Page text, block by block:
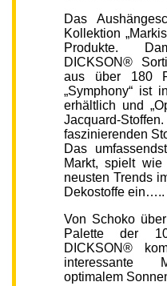
Das
Kollektion
Produkte.
DICKSON®
aus über 180
„Symphony“ ist
erhältlich und
Jacquard-
faszinierenden
Das
Markt, spielt
neusten Trends
Dekostoffe ein…..
Von Schoko
Palette der
DICKSON®
interessante
optimalem